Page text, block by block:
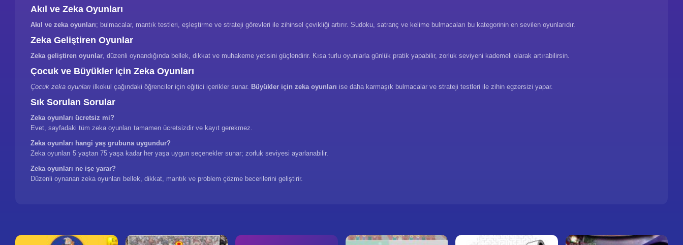
Akıl ve Zeka Oyunları
Akıl ve zeka oyunları; bulmacalar, mantık testleri, eşleştirme ve strateji görevleri ile zihinsel çevikliği artırır. Sudoku, satranç ve kelime bulmacaları bu kategorinin en sevilen oyunlarıdır.
Zeka Geliştiren Oyunlar
Zeka geliştiren oyunlar, düzenli oynandığında bellek, dikkat ve muhakeme yetisini güçlendirir. Kısa turlu oyunlarla günlük pratik yapabilir, zorluk seviyeni kademeli olarak artırabilirsin.
Çocuk ve Büyükler için Zeka Oyunları
Çocuk zeka oyunları ilkokul çağındaki öğrenciler için eğitici içerikler sunar. Büyükler için zeka oyunları ise daha karmaşık bulmacalar ve strateji testleri ile zihin egzersizi yapar.
Sık Sorulan Sorular
Zeka oyunları ücretsiz mi?
Evet, sayfadaki tüm zeka oyunları tamamen ücretsizdir ve kayıt gerekmez.
Zeka oyunları hangi yaş grubuna uygundur?
Zeka oyunları 5 yaştan 75 yaşa kadar her yaşa uygun seçenekler sunar; zorluk seviyesi ayarlanabilir.
Zeka oyunları ne işe yarar?
Düzenli oynanan zeka oyunları bellek, dikkat, mantık ve problem çözme becerilerini geliştirir.